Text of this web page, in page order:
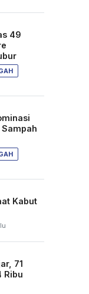
49
Kabut
71
Ribu